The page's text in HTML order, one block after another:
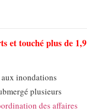
et touché plus de 1,9
inondations
plusieurs
des affaires